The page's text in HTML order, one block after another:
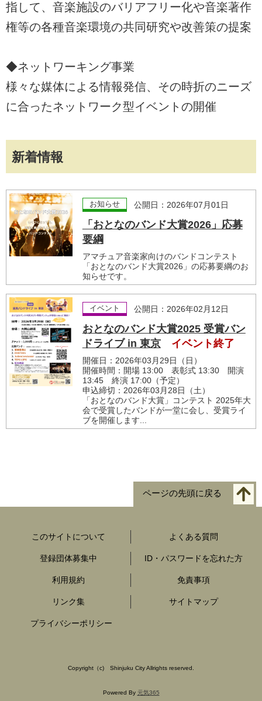
指して、音楽施設のバリアフリー化や音楽著作
権等の各種音楽環境の共同研究や改善策の提案
◆ネットワーキング事業
様々な媒体による情報発信、その時折のニーズ
に合ったネットワーク型イベントの開催
新着情報
お知らせ 公開日：2026年07月01日
「おとなのバンド大賞2026」応募
要綱
アマチュア音楽家向けのバンドコンテスト
「おとなのバンド大賞2026」の応募要綱のお
知らせです。
イベント 公開日：2026年02月12日
おとなのバンド大賞2025 受賞バン
ドライブ in 東京
イベント終了
開催日：2026年03月29日（日）
開催時間：開場 13:00 表彰式 13:30 開演
13:45 終演 17:00（予定）
申込締切：2026年03月28日（土）
「おとなのバンド大賞」コンテスト 2025年大
会で受賞したバンドが一堂に会し、受賞ライ
ブを開催します...
ページの先頭に戻る
このサイトについて よくある質問
登録団体募集中 ID・パスワードを忘れた方
利用規約 免責事項
リンク集 サイトマップ
プライバシーポリシー
Copyright （c) Shinjuku City Allrights reserved.
Powered By 元気365